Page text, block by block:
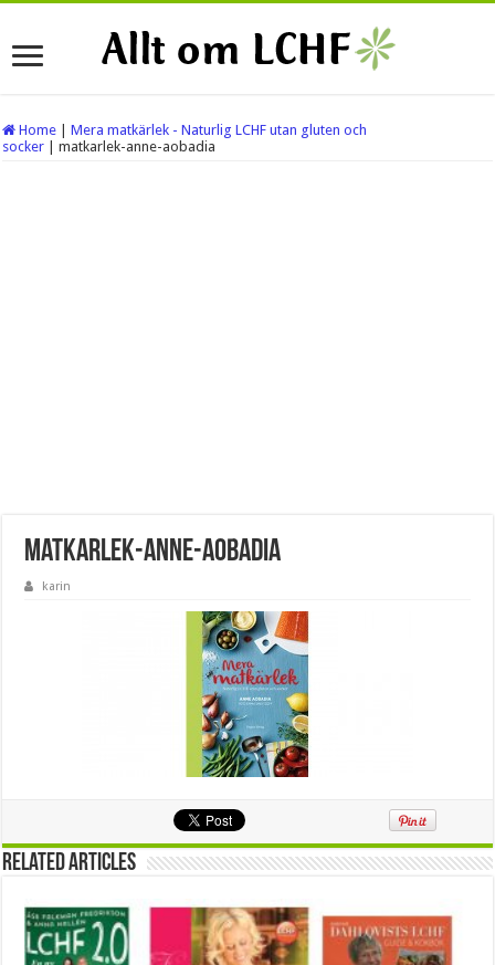
Home
Mera matkärlek - Naturlig LCHF utan gluten och
socker
matkarlek-anne-aobadia
matkarlek-anne-aobadia
karin
Related Articles